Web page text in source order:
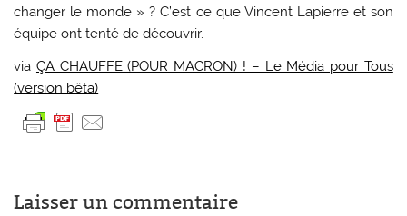
changer le monde » ? C’est ce que Vincent Lapierre et son
équipe ont tenté de découvrir.
via ÇA CHAUFFE (POUR MACRON) ! – Le Média pour Tous
(version bêta)
Laisser un commentaire